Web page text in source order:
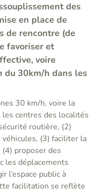
des
en place de
de rencontre (de
favoriser et
voire
du 30km/h dans les
30 km/h, voire la
centres des localités
routière, (2)
(3) faciliter la
(4) proposer des
les déplacements
l’espace public à
facilitation se reflète